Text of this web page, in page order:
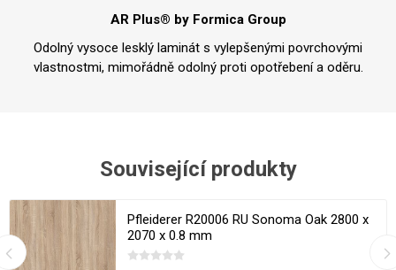
AR Plus® by Formica Group
Odolný vysoce lesklý laminát s vylepšenými povrchovými
vlastnostmi, mimořádně odolný proti opotřebení a oděru.
Související produkty
Pfleiderer R20006 RU Sonoma Oak 2800 x
2070 x 0.8 mm